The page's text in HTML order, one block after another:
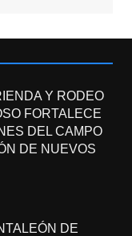
Y RODEO
FORTALECE
DEL CAMPO
DE NUEVOS
DE